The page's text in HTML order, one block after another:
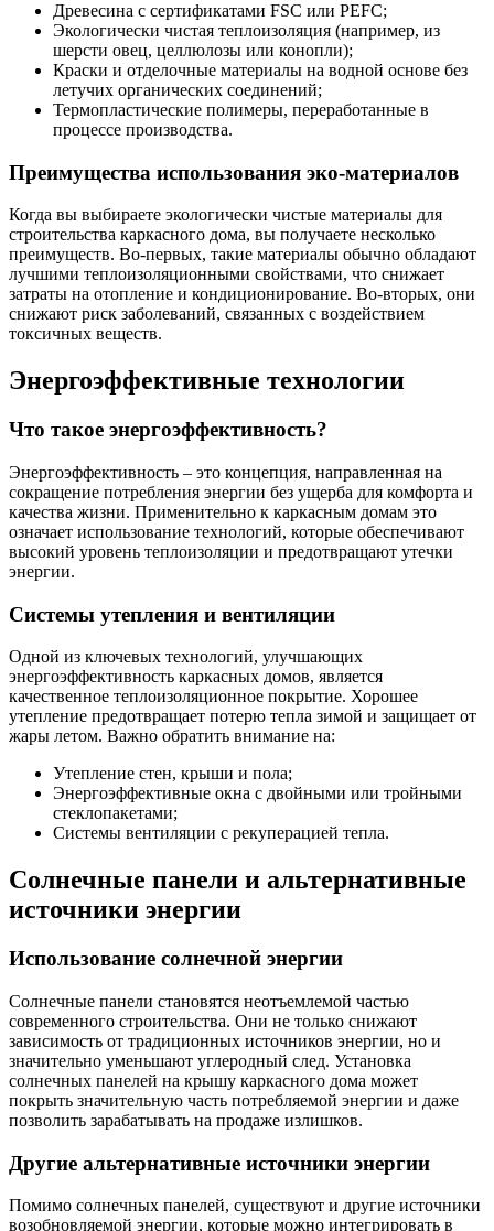
Древесина с сертификатами FSC или PEFC;
Экологически чистая теплоизоляция (например, из
шерсти овец, целлюлозы или конопли);
Краски и отделочные материалы на водной основе без
летучих органических соединений;
Термопластические полимеры, переработанные в
процессе производства.
Преимущества использования эко-материалов
Когда вы выбираете экологически чистые материалы для
строительства каркасного дома, вы получаете несколько
преимуществ. Во-первых, такие материалы обычно обладают
лучшими теплоизоляционными свойствами, что снижает
затраты на отопление и кондиционирование. Во-вторых, они
снижают риск заболеваний, связанных с воздействием
токсичных веществ.
Энергоэффективные технологии
Что такое энергоэффективность?
Энергоэффективность – это концепция, направленная на
сокращение потребления энергии без ущерба для комфорта и
качества жизни. Применительно к каркасным домам это
означает использование технологий, которые обеспечивают
высокий уровень теплоизоляции и предотвращают утечки
энергии.
Системы утепления и вентиляции
Одной из ключевых технологий, улучшающих
энергоэффективность каркасных домов, является
качественное теплоизоляционное покрытие. Хорошее
утепление предотвращает потерю тепла зимой и защищает от
жары летом. Важно обратить внимание на:
Утепление стен, крыши и пола;
Энергоэффективные окна с двойными или тройными
стеклопакетами;
Системы вентиляции с рекуперацией тепла.
Солнечные панели и альтернативные
источники энергии
Использование солнечной энергии
Солнечные панели становятся неотъемлемой частью
современного строительства. Они не только снижают
зависимость от традиционных источников энергии, но и
значительно уменьшают углеродный след. Установка
солнечных панелей на крышу каркасного дома может
покрыть значительную часть потребляемой энергии и даже
позволить зарабатывать на продаже излишков.
Другие альтернативные источники энергии
Помимо солнечных панелей, существуют и другие источники
возобновляемой энергии, которые можно интегрировать в